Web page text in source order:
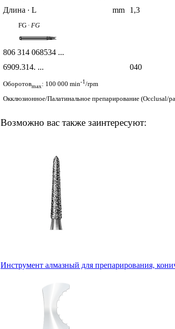
Длина ∙ L
mm 1,3
FG ∙ FG
806 314 068534 ...
6909.314. ... 040
Оборотовmax: 100 000 min-1 /rpm
Окклюзионное/Палатинальное препарирование (Occlusal/
Возможно вас также заинтересуют:
Инструмент алмазный для препарирования,